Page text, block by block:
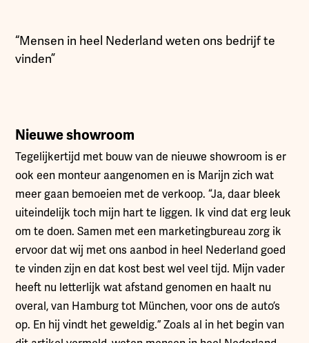
“Mensen in heel Nederland weten ons bedrijf te
vinden”
Nieuwe showroom
Tegelijkertijd met bouw van de nieuwe showroom is er
ook een monteur aangenomen en is Marijn zich wat
meer gaan bemoeien met de verkoop. “Ja, daar bleek
uiteindelijk toch mijn hart te liggen. Ik vind dat erg leuk
om te doen. Samen met een marketingbureau zorg ik
ervoor dat wij met ons aanbod in heel Nederland goed
te vinden zijn en dat kost best wel veel tijd. Mijn vader
heeft nu letterlijk wat afstand genomen en haalt nu
overal, van Hamburg tot München, voor ons de auto’s
op. En hij vindt het geweldig.” Zoals al in het begin van